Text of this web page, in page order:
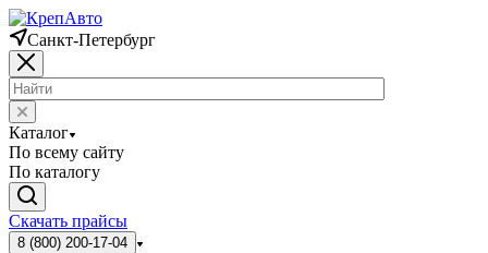
Санкт-Петербург
Каталог
По всему сайту
По каталогу
Скачать прайсы
8 (800) 200-17-04